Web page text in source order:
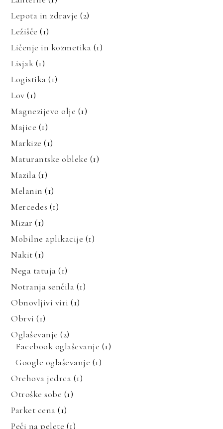
Lepota in zdravje (2)
Ležišče (1)
Ličenje in kozmetika (1)
Lisjak (1)
Logistika (1)
Lov (1)
Magnezijevo olje (1)
Majice (1)
Markize (1)
Maturantske obleke (1)
Mazila (1)
Melanin (1)
Mercedes (1)
Mizar (1)
Mobilne aplikacije (1)
Nakit (1)
Nega tatuja (1)
Notranja senčila (1)
Obnovljivi viri (1)
Obrvi (1)
Oglaševanje (2)
Facebook oglaševanje (1)
Google oglaševanje (1)
Orehova jedrca (1)
Otroške sobe (1)
Parket cena (1)
Peči na pelete (1)